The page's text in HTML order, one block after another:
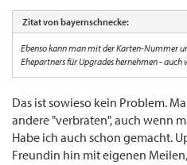
Zitat von bayernschnecke:
Ebenso kann man mit der Karten-Nummer
Ehepartners für Upgrades hernehmen -
Das ist sowieso kein Problem.
andere "verbraten", auch wenn
Habe ich auch schon gemacht.
Freundin hin mit eigenen